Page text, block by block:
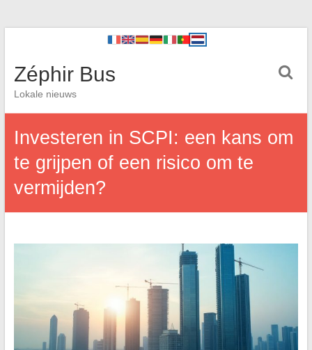
Zéphir Bus
Lokale nieuws
Investeren in SCPI: een kans om
te grijpen of een risico om te
vermijden?